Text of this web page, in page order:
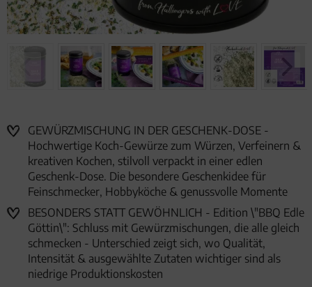
GEWÜRZMISCHUNG IN DER GESCHENK-DOSE -
Hochwertige Koch-Gewürze zum Würzen, Verfeinern &
kreativen Kochen, stilvoll verpackt in einer edlen
Geschenk-Dose. Die besondere Geschenkidee für
Feinschmecker, Hobbyköche & genussvolle Momente
BESONDERS STATT GEWÖHNLICH - Edition \"BBQ Edle
Göttin\": Schluss mit Gewürzmischungen, die alle gleich
schmecken - Unterschied zeigt sich, wo Qualität,
Intensität & ausgewählte Zutaten wichtiger sind als
niedrige Produktionskosten